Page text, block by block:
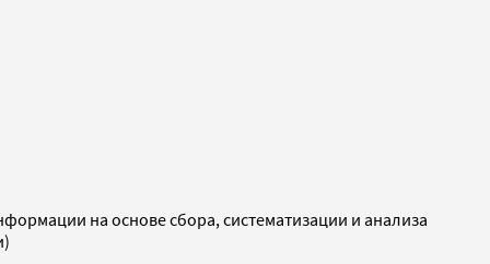
на основе сбора, систематизации и анализа